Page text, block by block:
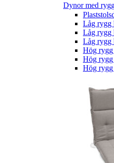
Dynor med
Låg rygg
Låg rygg
Låg rygg
Hög rygg
Hög rygg
Hög rygg